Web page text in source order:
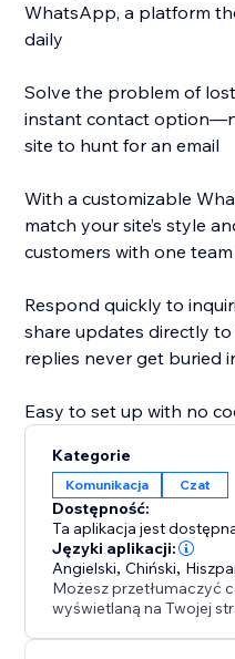
WhatsApp, a platform
daily
Solve the problem of
instant contact
site to hunt for an email
With a customizable
match your site’s style
customers with one
Respond quickly to
share updates directly
replies never get buried
Easy to set up with no
conversions. Stand out
friendly chat experience
Add the WhatsApp
today and start turning
Kategorie
Komunikacja Czat
Dostępność:
Ta aplikacja jest
Języki aplikacji:
Angielski,Chiński,
Możesz przetłumaczyć
wyświetlaną na Twojej